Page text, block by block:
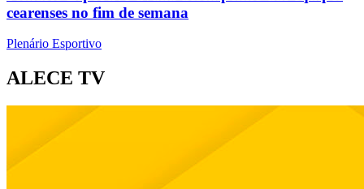
cearenses no fim de semana
Plenário Esportivo
ALECE TV